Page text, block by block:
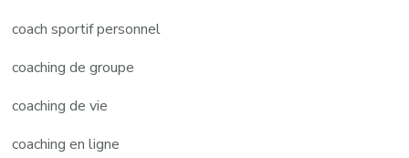
coach sportif personnel
coaching de groupe
coaching de vie
coaching en ligne